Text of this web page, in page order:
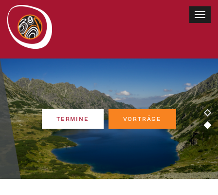
TERMINE VORTRÄGE